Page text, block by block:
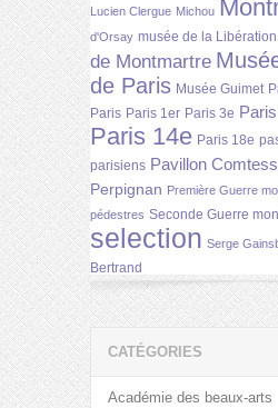
Lucien Clergue Michou
d'Orsay musée de la
de Montmartre
de Paris Musée Guimet
Paris Paris 1er Paris 3e
Paris 14e Paris 18e
parisiens Pavillon
Perpignan Première Guerre
pédestres Seconde Guerre
selection Serge
Bertrand
CATÉGORIES
Académie des beaux-arts